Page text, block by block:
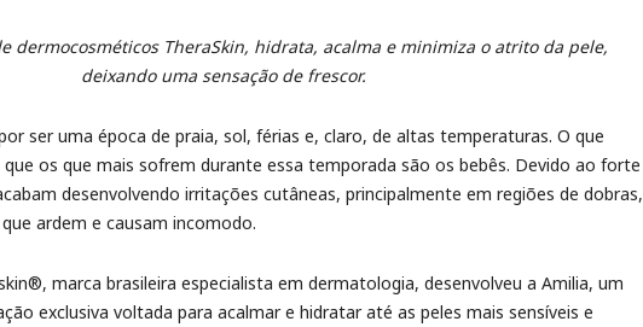
dermocosméticos TheraSkin, hidrata, acalma e minimiza o atrito da pele,
deixando uma sensação de frescor.
ser uma época de praia, sol, férias e, claro, de altas temperaturas. O que
os que mais sofrem durante essa temporada são os bebês. Devido ao forte
desenvolvendo irritações cutâneas, principalmente em regiões de dobras,
ardem e causam incomodo.
marca brasileira especialista em dermatologia, desenvolveu a Amilia, um
exclusiva voltada para acalmar e hidratar até as peles mais sensíveis e